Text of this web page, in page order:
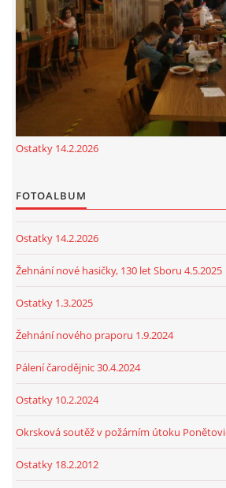
© 2026 eStránky.cz | RSS|
Ostatky 14.2.2026
FOTOALBUM
Ostatky 14.2.2026
Žehnání nové hasičky, 130 let Sboru 4.5.2025
Ostatky 1.3.2025
Žehnání nového praporu 1.9.2024
Pálení čarodějnic 30.4.2024
Ostatky 10.2.2024
Okrsková soutěž v požárním útoku
Ostatky 18.2.2012